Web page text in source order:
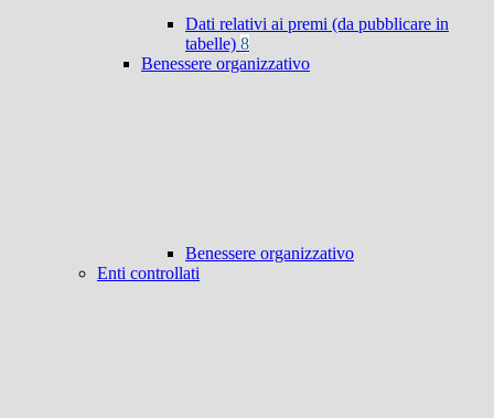
Dati relativi ai premi (da pubblicare in
tabelle) 8
Benessere organizzativo
Benessere organizzativo
Enti controllati